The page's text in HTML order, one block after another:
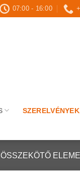
07:00 - 16:00